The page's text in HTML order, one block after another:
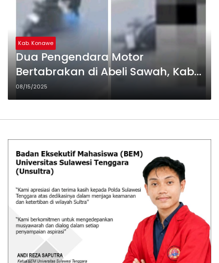
Kab. Konawe
Dua Pengendara Motor
Bertabrakan di Abeli Sawah, Kab.
Konawe, Satu Korban Dilaporkan
Kritis.
08/15/2025